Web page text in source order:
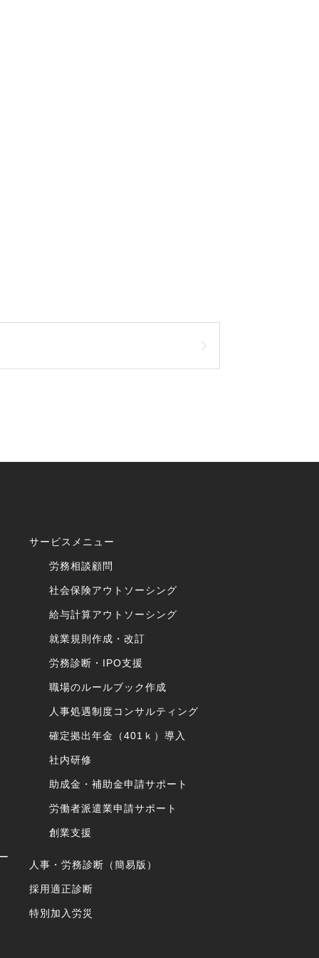
サービスメニュー
労務相談顧問
社会保険アウトソーシング
給与計算アウトソーシング
就業規則作成・改訂
労務診断・IPO支援
職場のルールブック作成
人事処遇制度コンサルティング
確定拠出年金（401ｋ）導入
社内研修
助成金・補助金申請サポート
労働者派遣業申請サポート
創業支援
人事・労務診断（簡易版）
採用適正診断
特別加入労災